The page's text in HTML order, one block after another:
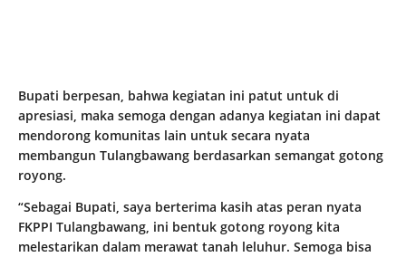
Bupati berpesan, bahwa kegiatan ini patut untuk di
apresiasi, maka semoga dengan adanya kegiatan ini dapat
mendorong komunitas lain untuk secara nyata
membangun Tulangbawang berdasarkan semangat gotong
royong.
“Sebagai Bupati, saya berterima kasih atas peran nyata
FKPPI Tulangbawang, ini bentuk gotong royong kita
melestarikan dalam merawat tanah leluhur. Semoga bisa